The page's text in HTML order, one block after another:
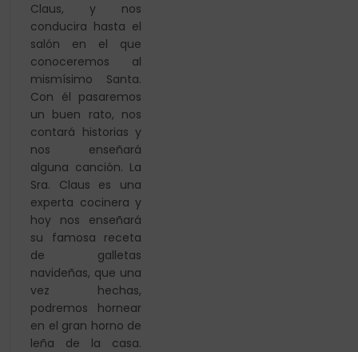
Claus, y nos
conducira hasta el
salón en el que
conoceremos al
mismísimo Santa.
Con él pasaremos
un buen rato, nos
contará historias y
nos enseñará
alguna canción. La
Sra. Claus es una
experta cocinera y
hoy nos enseñará
su famosa receta
de galletas
navideñas, que una
vez hechas,
podremos hornear
en el gran horno de
leña de la casa.